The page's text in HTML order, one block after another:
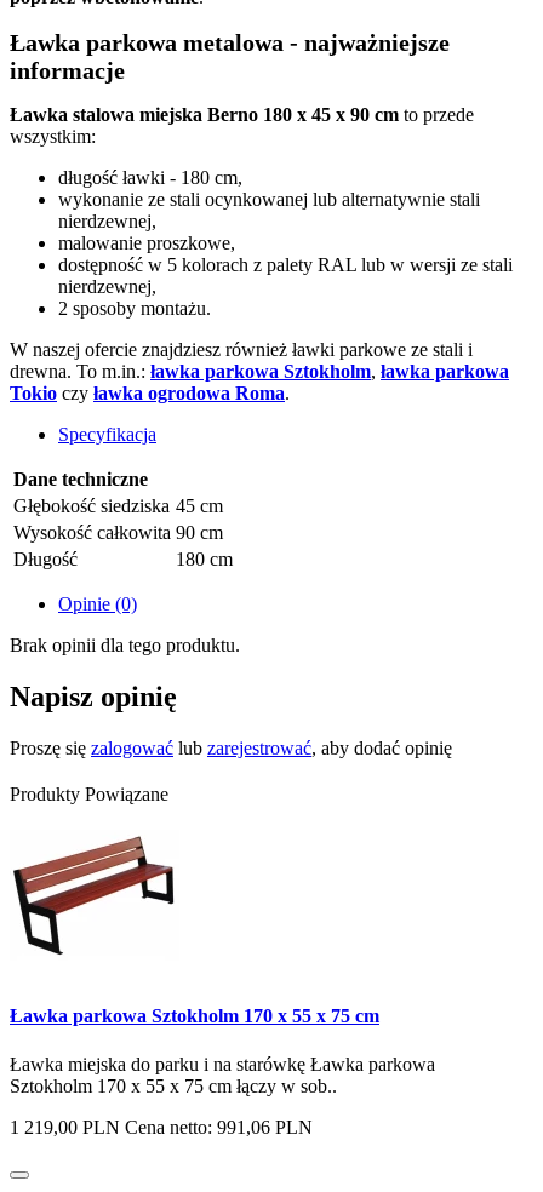
Ławka parkowa metalowa - najważniejsze
informacje
Ławka stalowa miejska Berno 180 x 45 x 90 cm to przede
wszystkim:
długość ławki - 180 cm,
wykonanie ze stali ocynkowanej lub alternatywnie stali
nierdzewnej,
malowanie proszkowe,
dostępność w 5 kolorach z palety RAL lub w wersji ze stali
nierdzewnej,
2 sposoby montażu.
W naszej ofercie znajdziesz również ławki parkowe ze stali i
drewna. To m.in.: ławka parkowa Sztokholm, ławka parkowa
Tokio czy ławka ogrodowa Roma.
Specyfikacja
Dane techniczne
Głębokość siedziska 45 cm
Wysokość całkowita 90 cm
Długość
180 cm
Opinie (0)
Brak opinii dla tego produktu.
Napisz opinię
Proszę się zalogować lub zarejestrować, aby dodać opinię
Produkty Powiązane
Ławka parkowa Sztokholm 170 x 55 x 75 cm
Ławka miejska do parku i na starówkę Ławka parkowa
Sztokholm 170 x 55 x 75 cm łączy w sob..
1 219,00 PLN Cena netto: 991,06 PLN